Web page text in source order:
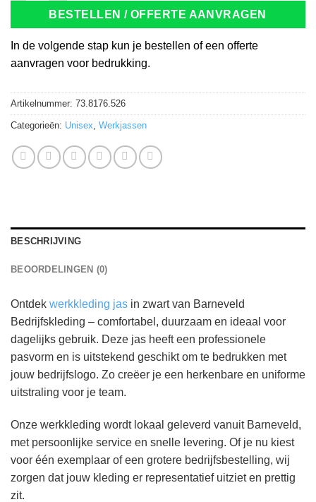
BESTELLEN / OFFERTE AANVRAGEN
In de volgende stap kun je bestellen of een offerte
aanvragen voor bedrukking.
Artikelnummer: 73.8176.526
Categorieën: Unisex, Werkjassen
BESCHRIJVING
BEOORDELINGEN (0)
Ontdek werkkleding jas in zwart van Barneveld
Bedrijfskleding – comfortabel, duurzaam en ideaal voor
dagelijks gebruik. Deze jas heeft een professionele
pasvorm en is uitstekend geschikt om te bedrukken met
jouw bedrijfslogo. Zo creëer je een herkenbare en uniforme
uitstraling voor je team.
Onze werkkleding wordt lokaal geleverd vanuit Barneveld,
met persoonlijke service en snelle levering. Of je nu kiest
voor één exemplaar of een grotere bedrijfsbestelling, wij
zorgen dat jouw kleding er representatief uitziet en prettig
zit.